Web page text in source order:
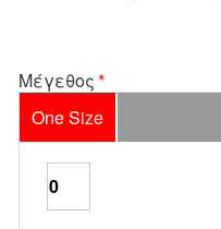
Μέγεθος
One Size